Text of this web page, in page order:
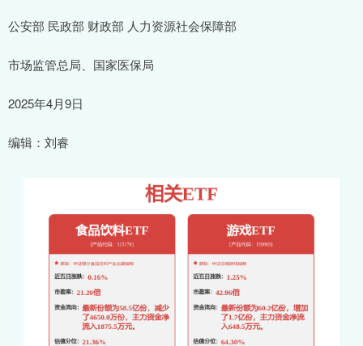
公安部 民政部 财政部 人力资源社会保障部
市场监管总局、国家医保局
2025年4月9日
编辑：刘睿